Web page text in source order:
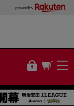
powered by